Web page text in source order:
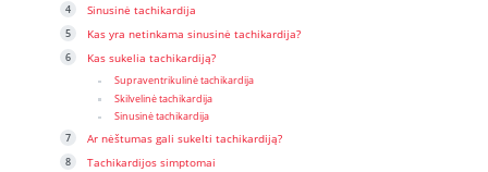
Sinusinė tachikardija
Kas yra netinkama sinusinė tachikardija?
Kas sukelia tachikardiją?
Supraventrikulinė tachikardija
Skilvelinė tachikardija
Sinusinė tachikardija
Ar nėštumas gali sukelti tachikardiją?
Tachikardijos simptomai